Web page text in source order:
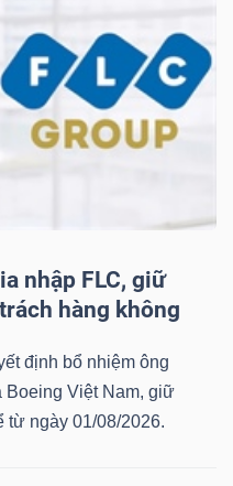
nhập FLC, giữ
hàng không
định bổ nhiệm ông
Boeing Việt Nam, giữ
từ ngày 01/08/2026.